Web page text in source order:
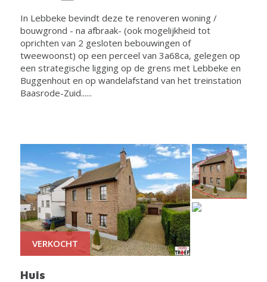
In Lebbeke bevindt deze te renoveren woning /
bouwgrond - na afbraak- (ook mogelijkheid tot
oprichten van 2 gesloten bebouwingen of
tweewoonst) op een perceel van 3a68ca, gelegen op
een strategische ligging op de grens met Lebbeke en
Buggenhout en op wandelafstand van het treinstation
Baasrode-Zuid......
VERKOCHT
Huis